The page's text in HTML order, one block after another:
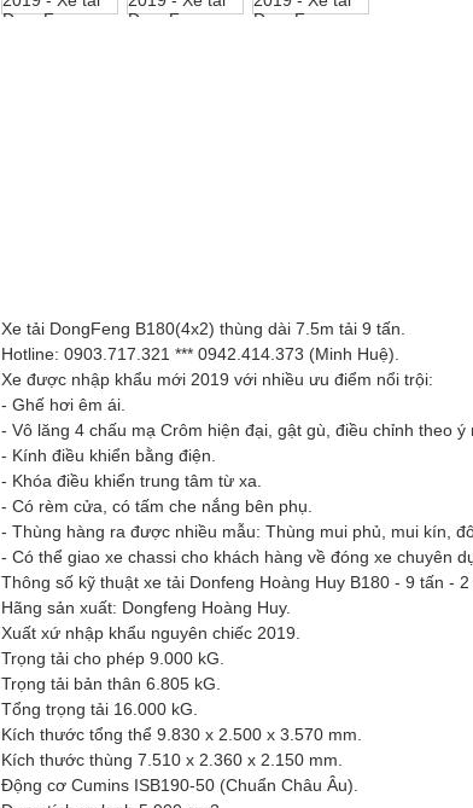
Xe tải DongFeng B180(4x2) thùng dài 7.5m tải 9 tấn.
Hotline: 0903.717.321 *** 0942.414.373 (Minh Huệ).
Xe được nhập khẩu mới 2019 với nhiều ưu điểm nổi trội:
- Ghế hơi êm ái.
- Vô lăng 4 chấu mạ Crôm hiện đại, gật gù, điều chỉnh theo ý
- Kính điều khiển bằng điện.
- Khóa điều khiển trung tâm từ xa.
- Có rèm cửa, có tấm che nắng bên phụ.
- Thùng hàng ra được nhiều mẫu: Thùng mui phủ, mui kín,
- Có thể giao xe chassi cho khách hàng về đóng xe chuyên
Thông số kỹ thuật xe tải Donfeng Hoàng Huy B180 - 9 tấn - 2
Hãng sản xuất: Dongfeng Hoàng Huy.
Xuất xứ nhập khẩu nguyên chiếc 2019.
Trọng tải cho phép 9.000 kG.
Trọng tải bản thân 6.805 kG.
Tổng trọng tải 16.000 kG.
Kích thước tổng thể 9.830 x 2.500 x 3.570 mm.
Kích thước thùng 7.510 x 2.360 x 2.150 mm.
Động cơ Cumins ISB190-50 (Chuẩn Châu Âu).